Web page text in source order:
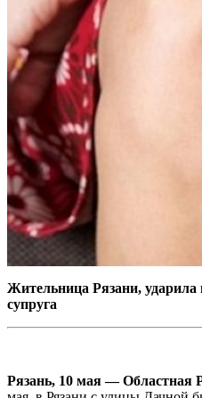
Жительница Рязани, ударила
супруга
Рязань, 10 мая — Областная